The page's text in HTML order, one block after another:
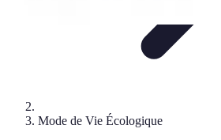
Mode de Vie Écologique